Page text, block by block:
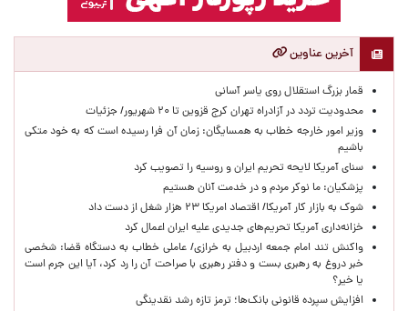
آخرین عناوین
قمار بزرگ استقلال روی یاسر آسانی
محدودیت تردد در آزادراه تهران کرج قزوین تا ۲۰ شهریور/ جزئیات
وزیر امور خارجه خطاب به همسایگان: زمان آن فرا رسیده است که به خود متکی
باشیم
سنای آمریکا لایحه تحریم ایران و روسیه را تصویب کرد
پزشکیان: ما نوکر مردم و در خدمت آنان هستیم
شوک به بازار کار آمریکا/ اقتصاد امریکا ۲۳ هزار شغل از دست داد
خزانه‌داری آمریکا تحریم‌های جدیدی علیه ایران اعمال کرد
واکنش تند امام جمعه اردبیل به خرازی/ عاملی خطاب به دستگاه قضا: شخصی
خبر دروغ به رهبری بست و دفتر رهبری با صراحت آن را رد کرد، آیا این جرم است
یا خیر؟
افزایش سپرده قانونی بانک‌ها؛ ترمز تازه رشد نقدینگی